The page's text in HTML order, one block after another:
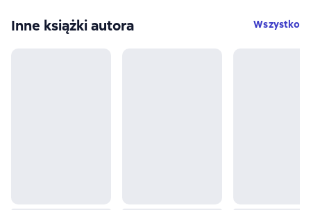
Inne książki autora Wszystko